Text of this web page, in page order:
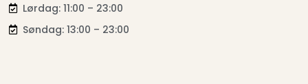
Lørdag: 11:00 – 23:00
Søndag: 13:00 – 23:00